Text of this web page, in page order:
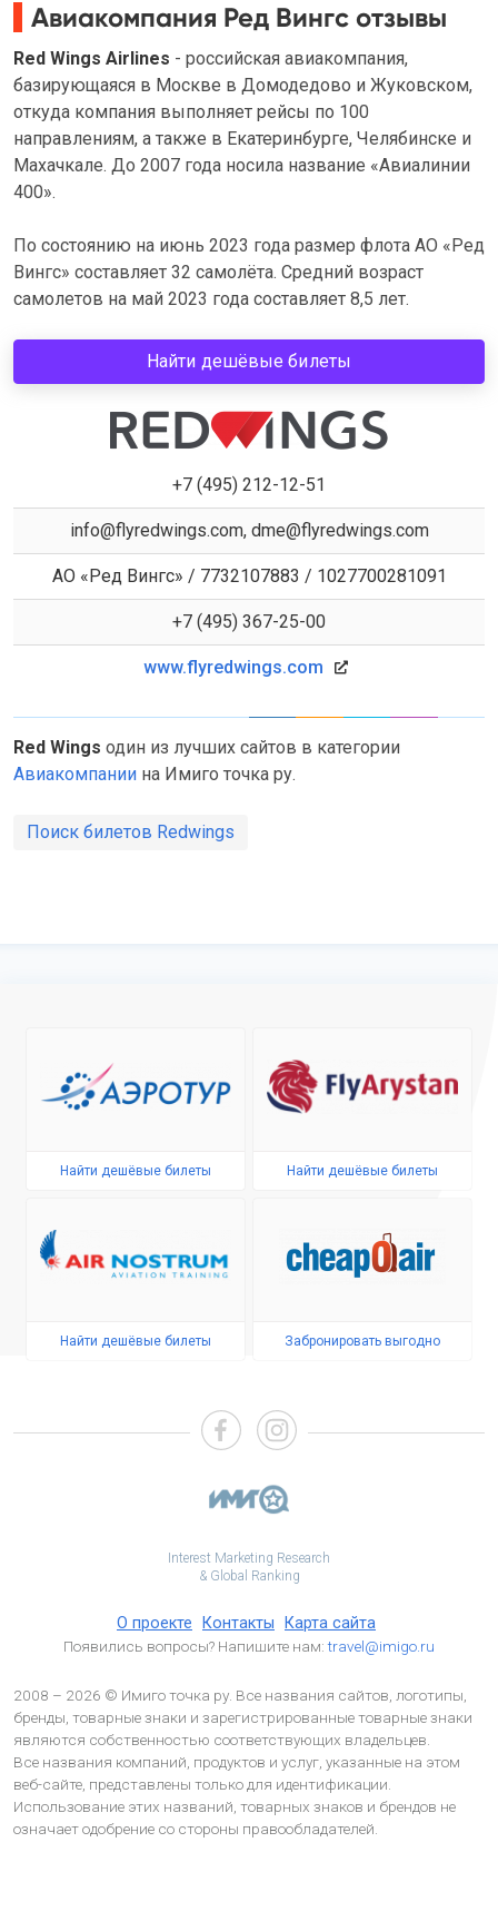
Авиакомпания Ред Вингс отзывы
Red Wings Airlines - российская авиакомпания,
базирующаяся в Москве в Домодедово и Жуковском,
откуда компания выполняет рейсы по 100
направлениям, а также в Екатеринбурге, Челябинске и
Махачкале. До 2007 года носила название «Авиалинии
400».
По состоянию на июнь 2023 года размер флота АО «Ред
Вингс» составляет 32 самолёта. Средний возраст
самолетов на май 2023 года составляет 8,5 лет.
Найти дешёвые билеты
+7 (495) 212-12-51
info@flyredwings.com, dme@flyredwings.com
АО «Ред Вингс» / 7732107883 / 1027700281091
+7 (495) 367-25-00
www.flyredwings.com
Red Wings один из лучших сайтов в категории
Авиакомпании на Имиго точка ру.
Поиск билетов Redwings
Найти дешёвые билеты Найти дешёвые билеты
Найти дешёвые билеты Забронировать выгодно
Interest Marketing Research
& Global Ranking
О проекте Контакты Карта сайта
Появились вопросы? Напишите нам:travel@imigo.ru
2008 – 2026 © Имиго точка ру. Все названия сайтов, логотипы,
бренды, товарные знаки и зарегистрированные товарные знаки
являются собственностью соответствующих владельцев.
Все названия компаний, продуктов и услуг, указанные на этом
веб-сайте, представлены только для идентификации.
Использование этих названий, товарных знаков и брендов не
означает одобрение со стороны правообладателей.